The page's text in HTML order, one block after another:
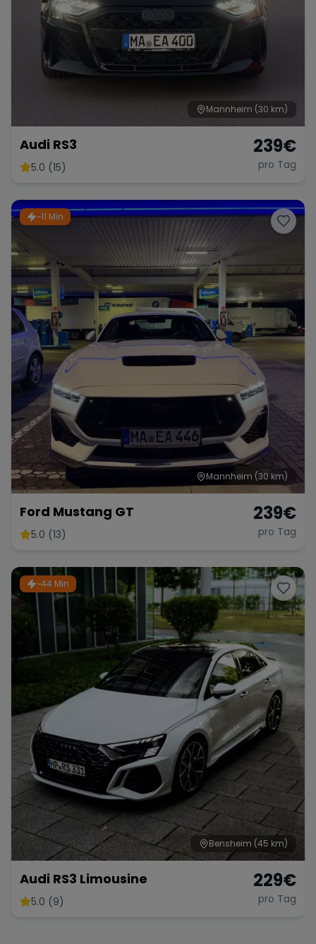
Mannheim (30 km)
Audi RS3
5.0 (15)
239€
pro Tag
~11 Min
Mannheim (30 km)
Ford Mustang GT
5.0 (13)
239€
pro Tag
~44 Min
Bensheim (45 km)
Audi RS3 Limousine
5.0 (9)
229€
pro Tag